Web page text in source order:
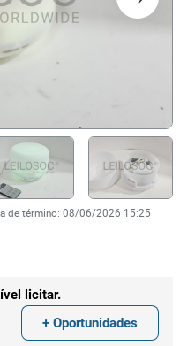
de término: 08/06/2026 15:25
licitar.
+ Oportunidades